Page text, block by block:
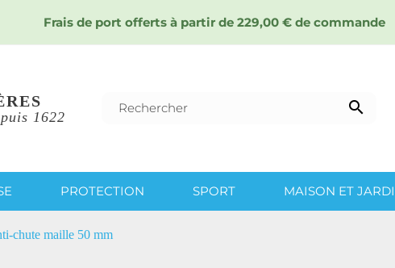
Frais de port offerts à partir de 229,00 € de commande
1622 
PROTECTION SPORT MAISON ET
chute maille 50 mm